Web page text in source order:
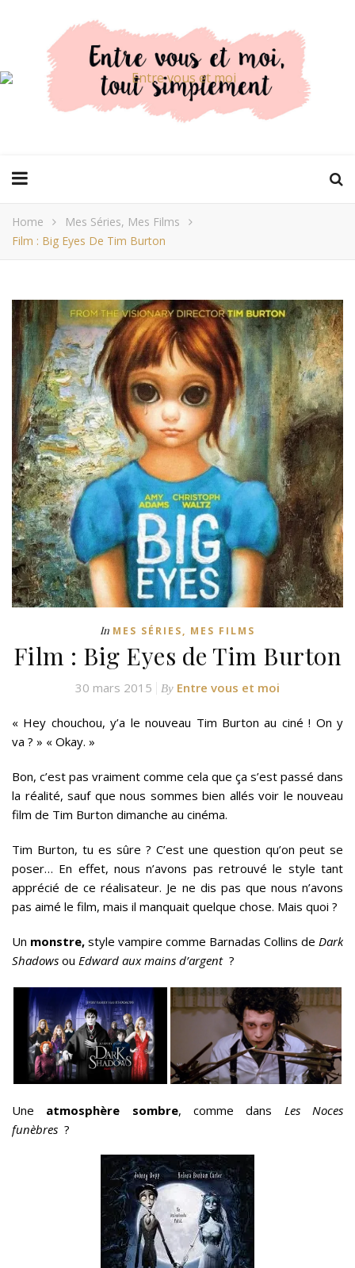
Home
Mes Séries, Mes Films
Film : Big Eyes De Tim Burton
In MES SÉRIES, MES FILMS
Film : Big Eyes de Tim Burton
30 mars 2015 By Entre vous et moi
« Hey chouchou, y’a le nouveau Tim Burton au ciné ! On y
va ? » « Okay. »
Bon, c’est pas vraiment comme cela que ça s’est passé dans
la réalité, sauf que nous sommes bien allés voir le nouveau
film de Tim Burton dimanche au cinéma.
Tim Burton, tu es sûre ? C’est une question qu’on peut se
poser… En effet, nous n’avons pas retrouvé le style tant
apprécié de ce réalisateur. Je ne dis pas que nous n’avons
pas aimé le film, mais il manquait quelque chose. Mais quoi ?
Un monstre, style vampire comme Barnadas Collins de Dark
Shadows ou Edward aux mains d’argent ?
Une atmosphère sombre, comme dans Les Noces
funèbres ?